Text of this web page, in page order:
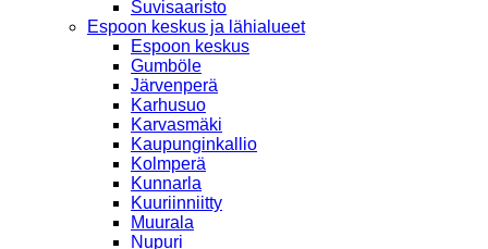
Suvisaaristo
Espoon keskus ja lähialueet
Espoon keskus
Gumböle
Järvenperä
Karhusuo
Karvasmäki
Kaupunginkallio
Kolmperä
Kunnarla
Kuuriinniitty
Muurala
Nupuri